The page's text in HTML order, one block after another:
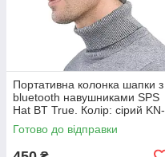
Портативна колонка шапки з
bluetooth навушниками SPS
Hat BT True. Колір: сірий KN-
58
Готово до відправки